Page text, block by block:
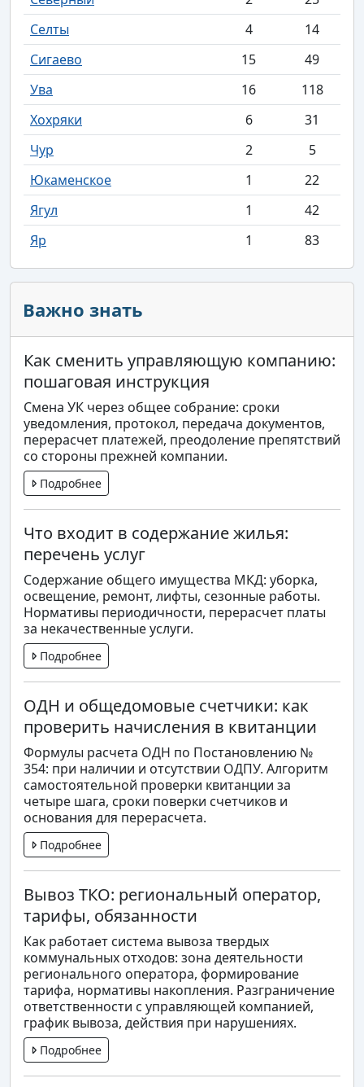
Селты
4
14
Сигаево
15
49
Ува
16
118
Хохряки
6
31
Чур
2
5
Юкаменское
1
22
Ягул
1
42
Яр
1 83
Важно знать
Как сменить управляющую компанию:
пошаговая инструкция
Смена УК через общее собрание: сроки
уведомления, протокол, передача документов,
перерасчет платежей, преодоление препятствий
со стороны прежней компании.
Подробнее
Что входит в содержание жилья:
перечень услуг
Содержание общего имущества МКД: уборка,
освещение, ремонт, лифты, сезонные работы.
Нормативы периодичности, перерасчет платы
за некачественные услуги.
Подробнее
ОДН и общедомовые счетчики: как
проверить начисления в квитанции
Формулы расчета ОДН по Постановлению №
354: при наличии и отсутствии ОДПУ. Алгоритм
самостоятельной проверки квитанции за
четыре шага, сроки поверки счетчиков и
основания для перерасчета.
Подробнее
Вывоз ТКО: региональный оператор,
тарифы, обязанности
Как работает система вывоза твердых
коммунальных отходов: зона деятельности
регионального оператора, формирование
тарифа, нормативы накопления. Разграничение
ответственности с управляющей компанией,
график вывоза, действия при нарушениях.
Подробнее